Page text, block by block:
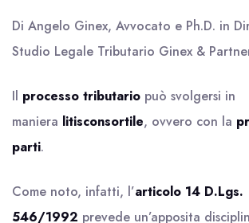
Di Angelo Ginex, Avvocato e Ph.D. in
Studio Legale Tributario Ginex &
Il processo tributario può svolgersi in
maniera litisconsortile, ovvero con la
parti.
Come noto, infatti, l’articolo 14 D.Lgs.
546/1992 prevede un’apposita